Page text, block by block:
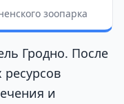
зоопарка
Гродно. После
и